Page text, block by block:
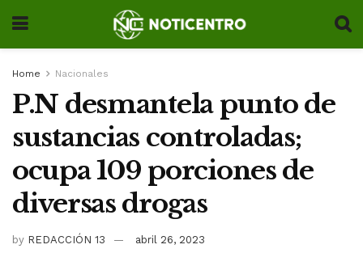
Home Nacionales
P.N desmantela punto de
sustancias controladas;
ocupa 109 porciones de
diversas drogas
by REDACCIÓN 13 abril 26, 2023